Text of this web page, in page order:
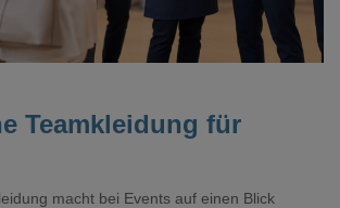
Teamkleidung für
macht bei Events auf einen Blick